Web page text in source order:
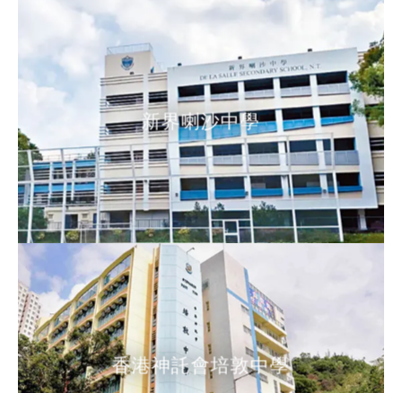
新界喇沙中學
新界喇沙中學
香港神託會培敦中學
香港神託會培敦中學